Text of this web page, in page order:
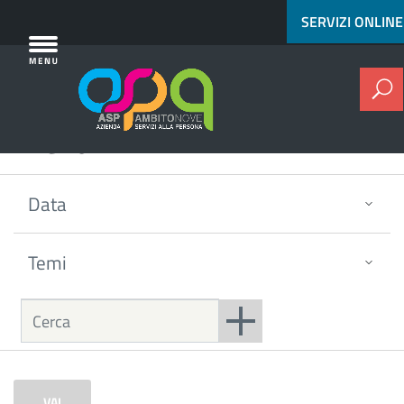
SERVIZI ONLINE
Eventi
Data
Temi
Agosto 2026